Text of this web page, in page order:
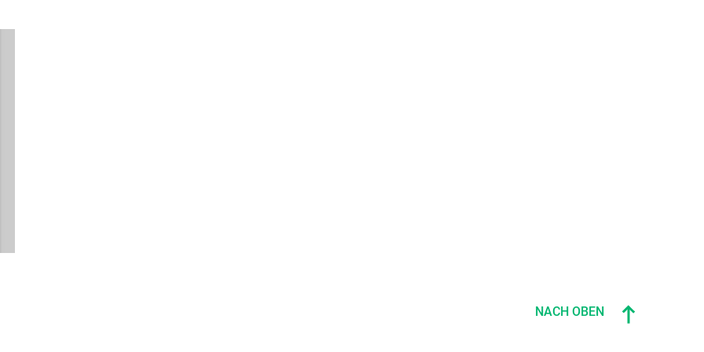
NACH OBEN